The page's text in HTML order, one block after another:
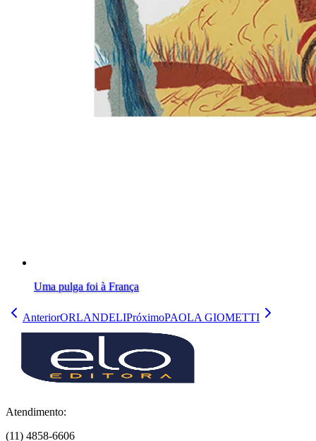
Uma pulga foi à França
AnteriorORLANDELIPróximoPAOLA GIOMETTI
Atendimento:
(11) 4858-6606